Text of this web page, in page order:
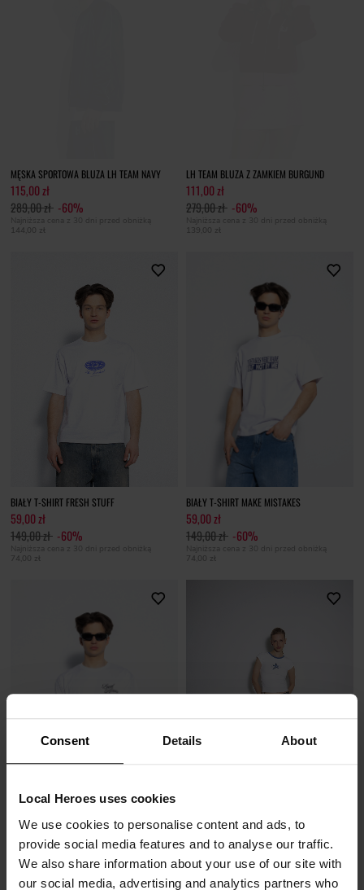
Consent Details About
Local Heroes uses cookies
We use cookies to personalise content and ads, to
provide social media features and to analyse our traffic.
We also share information about your use of our site with
our social media, advertising and analytics partners who
MĘSKA SPORTOWA BLUZA LH TEAM NAVY
115,00 zł
289,00 zł -60%
Najniższa cena z 30 dni przed obniżką
144,00 zł
LH TEAM BLUZA Z ZAMKIEM BURGUND
111,00 zł
279,00 zł -60%
Najniższa cena z 30 dni przed obniżką
139,00 zł
BIAŁY T-SHIRT FRESH STUFF
59,00 zł
149,00 zł -60%
Najniższa cena z 30 dni przed obniżką
74,00 zł
BIAŁY T-SHIRT MAKE MISTAKES
59,00 zł
149,00 zł -60%
Najniższa cena z 30 dni przed obniżką
74,00 zł
BIAŁY T-SHIRT STICKER
59,00 zł
149,00 zł -60%
Najniższa cena z 30 dni przed obniżką
74,00 zł
BIAŁY TOP LOCAL SUPERSTAR
47,00 zł
119,00 zł -61%
Najniższa cena z 30 dni przed obniżką
59,00 zł